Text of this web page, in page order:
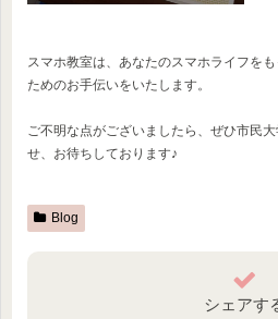
スマホ教室は、あなたのスマホライフを
ためのお手伝いをいたします。
ご不明な点がございましたら、ぜひ市民
せ、お待ちしております♪
Blog
シェアす